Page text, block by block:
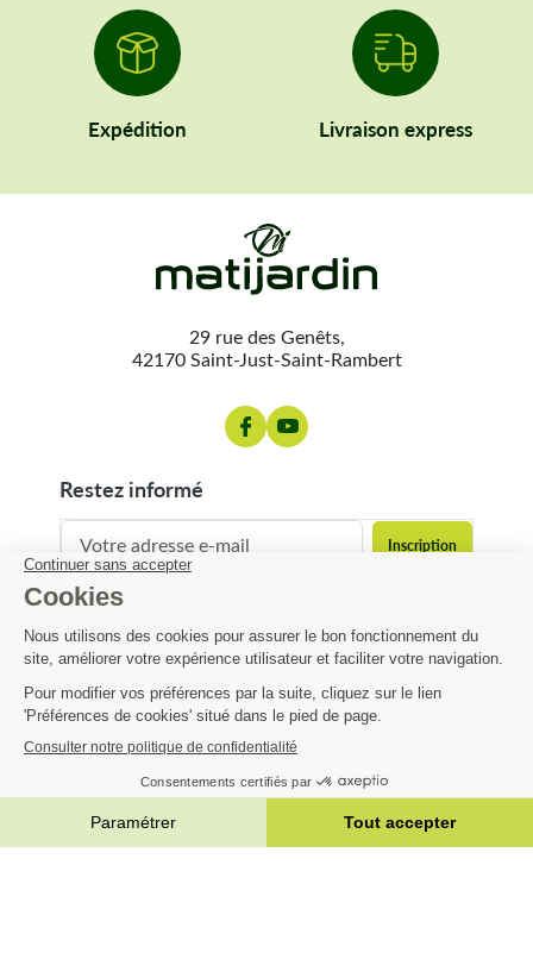
10,19 €
  AJOUTER AU PANIER
Expédition Livraison express
29 rue des Genêts,
42170 Saint-Just-Saint-Rambert
restez informé
contact@matijardin.fr 04 81 120 120
Matijardin
Infos pratiques
|Réalisation